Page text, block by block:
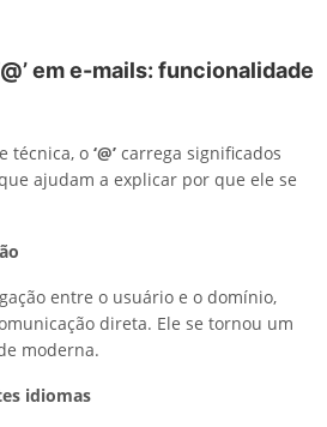
em e-mails: funcionalidade
técnica, o ‘@’ carrega significados
ajudam a explicar por que ele se
entre o usuário e o domínio,
direta. Ele se tornou um
moderna.
idiomas